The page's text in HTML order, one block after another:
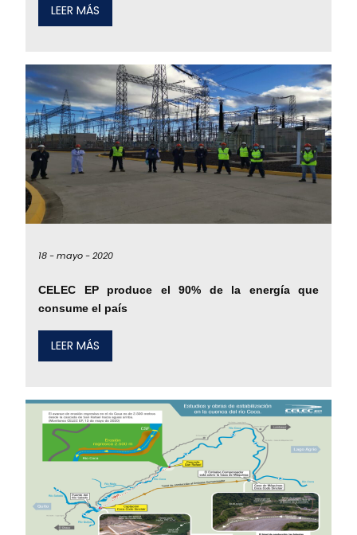
LEER MÁS
18 -mayo -2020
CELEC EP produce el 90% de la energía que
consume el país
LEER MÁS